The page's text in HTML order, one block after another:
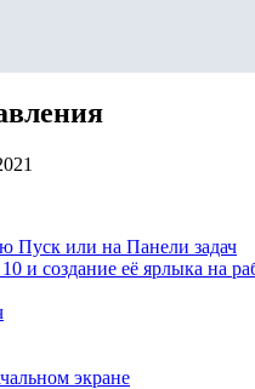
Пуск или на Панели задач
и создание её ярлыка на
экране